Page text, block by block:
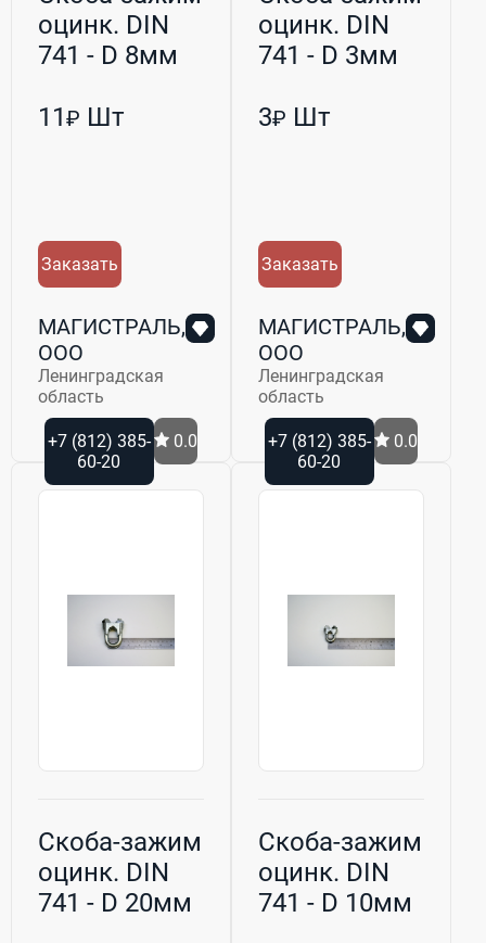
оцинк. DIN
741 - D 8мм
11₽ Шт
Заказать
МАГИСТРАЛЬ,
ООО
Ленинградская
область
+7 (812) 385-
60-20
0.0
оцинк. DIN
741 - D 3мм
3₽ Шт
Заказать
МАГИСТРАЛЬ,
ООО
Ленинградская
область
+7 (812) 385-
60-20
0.0
Скоба-зажим
оцинк. DIN
741 - D 20мм
Скоба-зажим
оцинк. DIN
741 - D 10мм